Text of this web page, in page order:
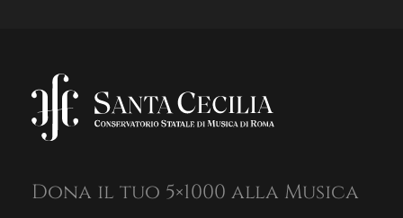
Dona il tuo 5×1000 alla Musica